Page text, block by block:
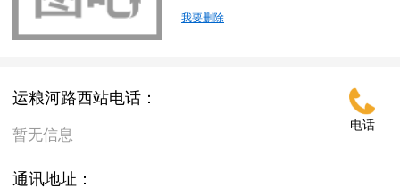
我要删除
电话
运粮河路西站电话：
暂无信息
通讯地址：